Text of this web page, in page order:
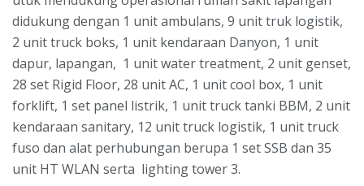
didukung dengan 1 unit ambulans, 9 unit truk logistik,
2 unit truck boks, 1 unit kendaraan Danyon, 1 unit
dapur, lapangan, 1 unit water treatment, 2 unit genset,
28 set Rigid Floor, 28 unit AC, 1 unit cool box, 1 unit
forklift, 1 set panel listrik, 1 unit truck tanki BBM, 2 unit
kendaraan sanitary, 12 unit truck logistik, 1 unit truck
fuso dan alat perhubungan berupa 1 set SSB dan 35
unit HT WLAN serta lighting tower 3.